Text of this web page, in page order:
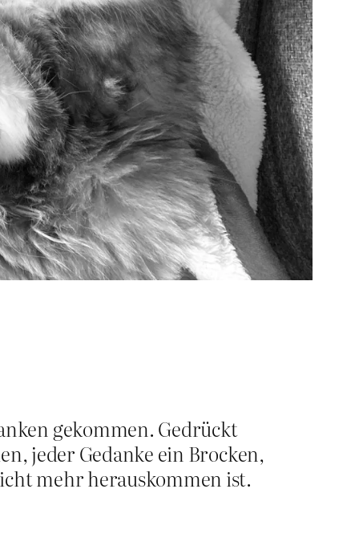
gekommen. Gedrückt
jeder Gedanke ein Brocken,
mehr herauskommen ist.